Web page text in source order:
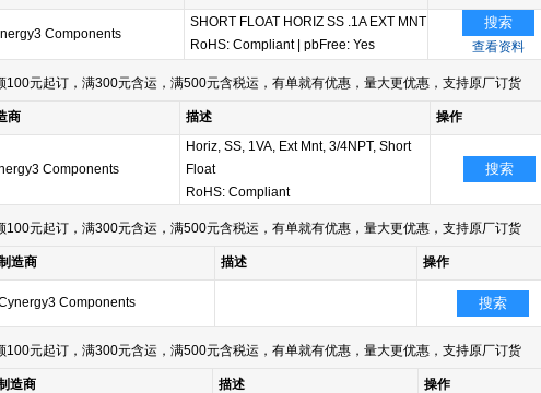
Components
SHORT FLOAT HORIZ SS .1A EXT MNT
RoHS: Compliant pbFree: Yes
搜索
查看资料
元起订，满300元含运，满500元含税运，有单就有优惠，量大更优惠，支持原厂订货
商 描述 操作
Components
Horiz, SS, 1VA, Ext Mnt, 3/4NPT, Short
Float
RoHS: Compliant
搜索
元起订，满300元含运，满500元含税运，有单就有优惠，量大更优惠，支持原厂订货
造商 描述
操作
Components 搜索
元起订，满300元含运，满500元含税运，有单就有优惠，量大更优惠，支持原厂订货
造商 描述
操作